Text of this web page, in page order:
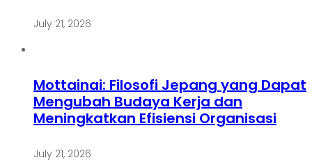
July 21, 2026
Mottainai: Filosofi Jepang yang Dapat
Mengubah Budaya Kerja dan
Meningkatkan Efisiensi Organisasi
July 21, 2026